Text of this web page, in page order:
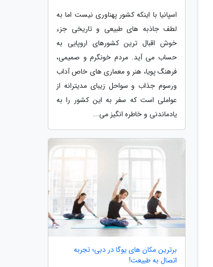
اسپانیا با اینکه کشور پهناوری نیست اما به
لطف جاذبه های طبیعی و تاریخی جزء
خوش اقبال ترین کشورهای اروپایی به
حساب می آید. مردم خونگرم و صمیمی،
فرهنگ پویا، هنر و معماری های خاص آداب
ورسوم جذاب و سواحل زیبای مدیترانه از
عواملی است که سفر به این کشور را به
یادماندنی و خاطره انگیز می...
برترین مکان های یوگا در دبی؛ تجربه
اتصال به طبیعت!